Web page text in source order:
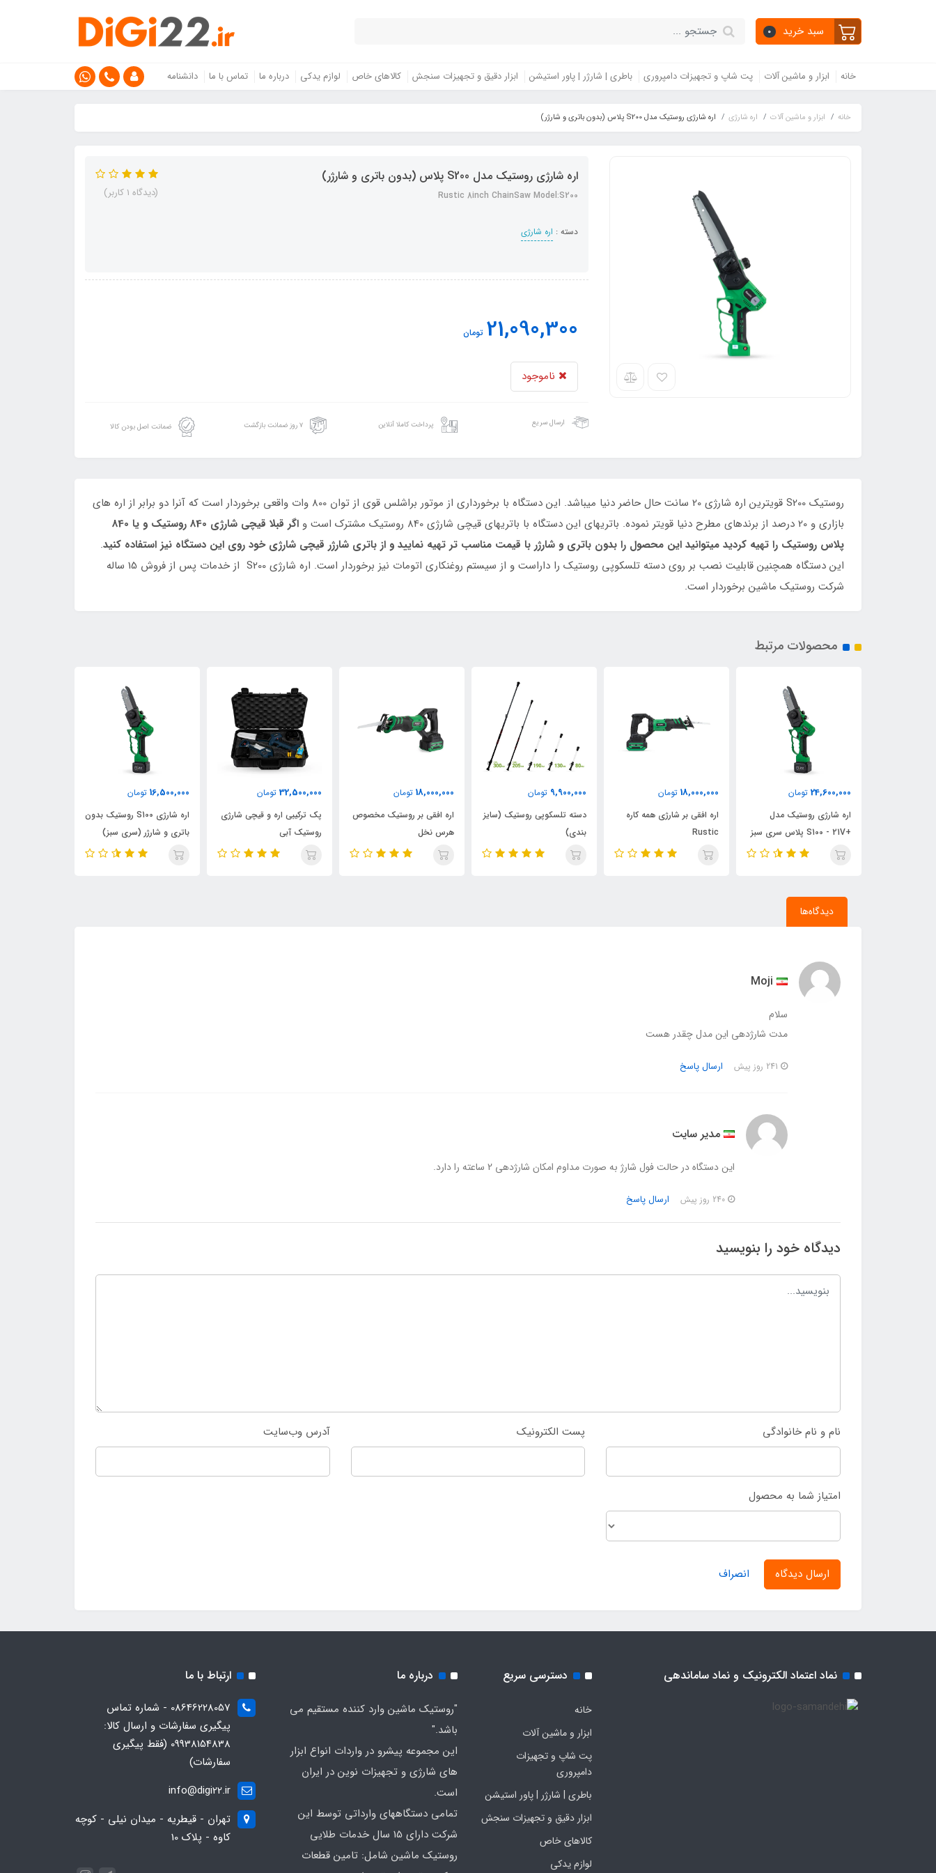
سبد خرید 0
خانه ابزار و ماشین آلات پت شاپ و تجهیزات دامپروری باطری | شارژر | پاور استیشن ابزار دقیق و تجهیزات سنجش کالاهای خاص لوازم یدکی درباره ما تماس با ما دانشنامه
خانه ابزار و ماشین آلات اره شارژی اره شارژی روستیک مدل S200 پلاس (بدون باتری و شارژر)
اره شارژی روستیک مدل S200 پلاس (بدون باتری و شارژر)
Rustic 8inch ChainSaw Model:S200
دسته : اره شارژی
(دیدگاه 1 کاربر)
21,090,300 تومان
ناموجود
ارسال سریع پرداخت کاملا آنلاین ۷ روز ضمانت بازگشت ضمانت اصل بودن کالا
روستیک S200 قویترین اره شارژی 20 سانت حال حاضر دنیا میباشد. این دستگاه با برخورداری از موتور براشلس قوی از توان 800 وات واقعی برخوردار است که آنرا دو برابر از اره های
بازاری و 20 درصد از برندهای مطرح دنیا قویتر نموده. باتریهای این دستگاه با باتریهای قیچی شارژی 840 روستیک مشترک است و
اگر قبلا قیچی شارژی 840 روستیک و یا 840
پلاس روستیک را تهیه کردید میتوانید این محصول را بدون باتری و شارژر با قیمت مناسب تر تهیه نمایید و از باتری شارژر قیچی شارژی خود روی این دستگاه نیز استفاده کنید.
این دستگاه همچنین قابلیت نصب بر روی دسته تلسکوپی روستیک را داراست و از سیستم روغنکاری اتومات نیز برخوردار است. اره شارژی S200 از خدمات پس از فروش 15 ساله
شرکت روستیک ماشین برخوردار است.
محصولات مرتبط
18,000,000 تومان
اره افقی بر شارژی همه کاره
Rustic
9,900,000 تومان
دسته تلسکوپی روستیک (سایز
بندی)
18,000,000 تومان
اره افقی بر روستیک مخصوص
هرس نخل
32,500,000 تومان
پک ترکیبی اره و قیچی شارژی
روستیک آبی
16,500,000 تومان
اره شارژی S100 روستیک بدون
باتری و شارژر (سری سبز)
10,000,000 تومان
اره شارژی 15 سانتی اطلس با
دسته تلسکوپی
دیدگاه‌ها
Moji
سلام
مدت شارژدهی این مدل چقدر هست
ارسال پاسخ
مدیر سایت
این دستگاه در حالت فول شارژ به صورت مداوم امکان شارژدهی 2 ساعته را دارد.
ارسال پاسخ
دیدگاه خود را بنویسید
نام و نام خانوادگی پست الکترونیک آدرس وب‌سایت
امتیاز شما به محصول
ارسال دیدگاه انصراف
نماد اعتماد الکترونیک و نماد ساماندهی دسترسی سریع
خانه
ابزار و ماشین آلات
پت شاپ و تجهیزات
دامپروری
باطری | شارژر | پاور استیشن
ابزار دقیق و تجهیزات سنجش
کالاهای خاص
لوازم یدکی
درباره ما
"روستیک ماشین وارد کننده مستقیم می
باشد."
این مجموعه پیشرو در واردات انواع ابزار
های شارژی و تجهیزات نوین در ایران
است.
تمامی دستگاههای وارداتی توسط این
شرکت دارای 15 سال خدمات طلایی
روستیک ماشین شامل: تامین قطعات
ارتباط با ما
08646228057 - شماره تماس
پیگیری سفارشات و ارسال کالا:
09938154838 (فقط پیگیری
سفارشات)
info@digi22.ir
تهران - قیطریه - میدان نیلی - کوچه
کاوه - پلاک 10